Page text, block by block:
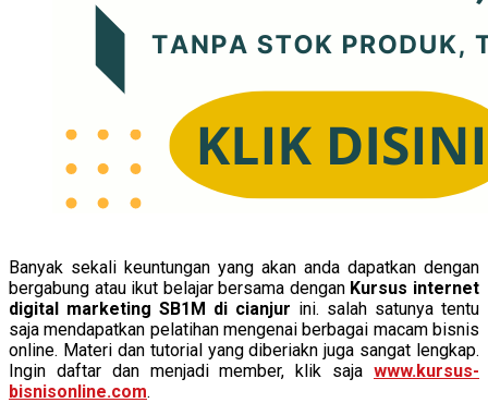
Banyak sekali keuntungan yang akan anda dapatkan dengan
bergabung atau ikut belajar bersama dengan Kursus internet
digital marketing SB1M di cianjur ini. salah satunya tentu
saja mendapatkan pelatihan mengenai berbagai macam bisnis
online. Materi dan tutorial yang diberiakn juga sangat lengkap.
Ingin daftar dan menjadi member, klik saja www.kursus-
bisnisonline.com.